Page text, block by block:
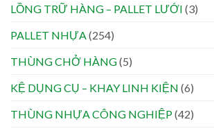
LỒNG TRỮ HÀNG – PALLET LƯỚI (3)
PALLET NHỰA(254)
THÙNG CHỞ HÀNG(5)
KỆ DỤNG CỤ – KHAY LINH KIỆN (6)
THÙNG NHỰA CÔNG NGHIỆP(42)